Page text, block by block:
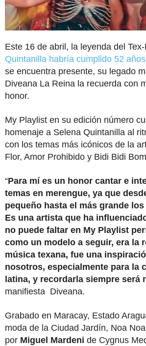
Este 16 de abril, la leyenda del
Quintanilla habría cumplido 52 años
se encuentra presente, su legado
Diveana La Reina la recuerda con
honor.
My Playlist en su edición número
homenaje a Selena Quintanilla al
con los temas más icónicos de la
Flor, Amor Prohibido y Bidi Bidi
“Para mí es un honor cantar e
temas en merengue, ya que
pequeño hasta el más grande
Es una artista que ha
no puede faltar en My Playlist
como un modelo a seguir, era la
música texana, fue una
nosotros, especialmente para la
latina, y recordarla siempre será
manifiesta Diveana.
Grabado en Maracay, Estado
moda de la Ciudad Jardín, Noa
por Miguel Mardeni de Cygnus